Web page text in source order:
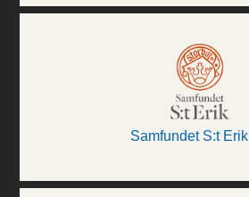
Samfundet S:t Erik